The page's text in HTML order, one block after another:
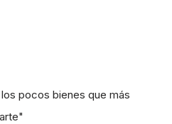
pocos bienes que más